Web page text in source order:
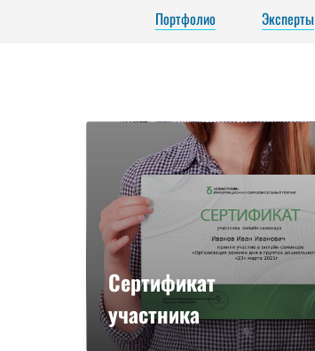
Портфолио Эксперты
Сертификат
участника